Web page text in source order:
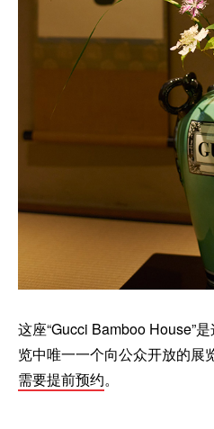
这座“Gucci Bamboo House”
览中唯一一个向公众开放的展
需要提前预约。